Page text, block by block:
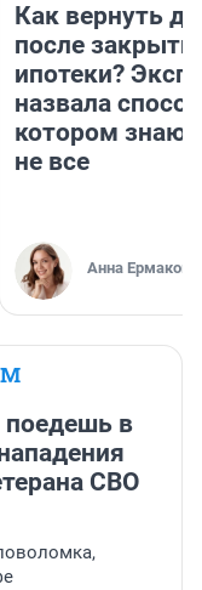
Как вернуть
после
ипотеки?
назвала
котором
не все
Анна Ермакова
поедешь в
СВО